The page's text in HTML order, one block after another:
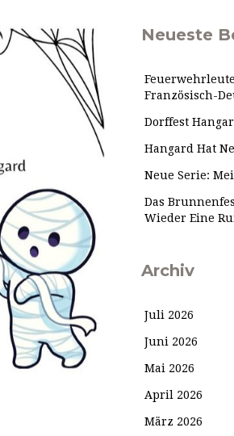
Neueste
Französisch-
Dorffest
Hangard Hat
Neue Serie:
Das
Wieder Eine
Archiv
Juli 2026
Juni 2026
Mai 2026
April 2026
März 2026